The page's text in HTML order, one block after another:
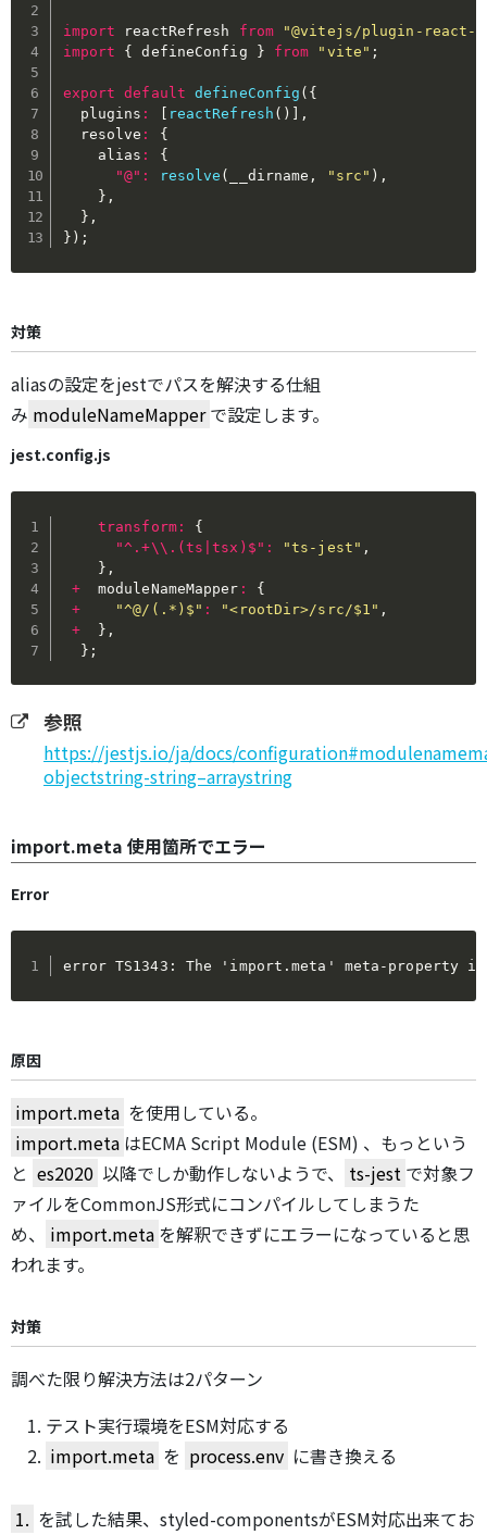
import reactRefresh from
"@vitejs/plugin-react-
import
{ defineConfig } from "vite" ;
export default defineConfig ( {
  plugins
: reactRefresh ( )
,
  resolve
:
{
    alias
:
{
"@" : resolve ( __dirname , "src" ) ,
} ,
} ,
} ) ;
対策
aliasの設定をjestでパスを解決する仕組
み moduleNameMapperで設定します。
jest.config.js
transform:
{
"^.+\\.(ts|tsx)$" : "ts-jest" ,
} ,
+
  moduleNameMapper
:
{
+
"^@/(.*)$" : "<rootDir>/src/$1" ,
+
} ,
} ;
参照
https://jestjs.io/ja/docs/
objectstring-string–arraystring
import.meta 使用箇所でエラー
Error
error TS1343: The 'import.meta' meta-
原因
import.meta を使用している。
import.meta はECMA Script Module (ESM) 、もっという
と es2020 以降でしか動作しないようで、 ts-jest で対象フ
ァイルをCommonJS形式にコンパイルしてしまうた
め、
import.meta を解釈できずにエラーになっていると思
われます。
対策
調べた限り解決方法は2パターン
テスト実行環境をESM対応する
import.meta を process.env に書き換える
1. を試した結果、styled-componentsがESM対応出来てお